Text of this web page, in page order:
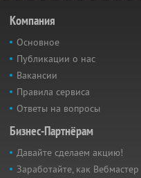
Компания
Основное
Публикации о нас
Вакансии
Правила сервиса
Ответы на вопросы
Бизнес-Партнёрам
Давайте сделаем акцию!
Заработайте, как Вебмастер